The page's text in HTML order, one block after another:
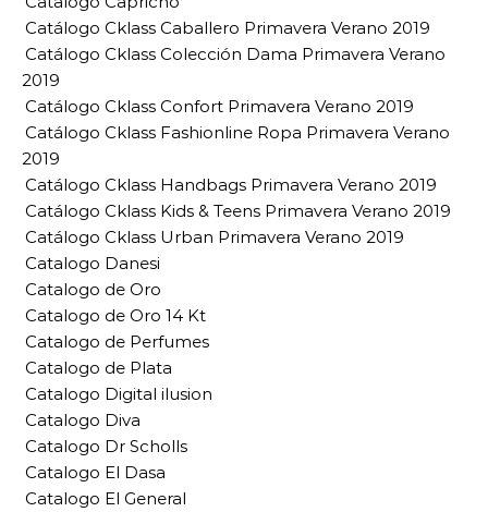
Catálogo Cklass Caballero Primavera Verano 2019
Catálogo Cklass Colección Dama Primavera Verano
2019
Catálogo Cklass Confort Primavera Verano 2019
Catálogo Cklass Fashionline Ropa Primavera Verano
2019
Catálogo Cklass Handbags Primavera Verano 2019
Catálogo Cklass Kids & Teens Primavera Verano 2019
Catálogo Cklass Urban Primavera Verano 2019
Catalogo Danesi
Catalogo de Oro
Catalogo de Oro 14 Kt
Catalogo de Perfumes
Catalogo de Plata
Catalogo Digital ilusion
Catalogo Diva
Catalogo Dr Scholls
Catalogo El Dasa
Catalogo El General